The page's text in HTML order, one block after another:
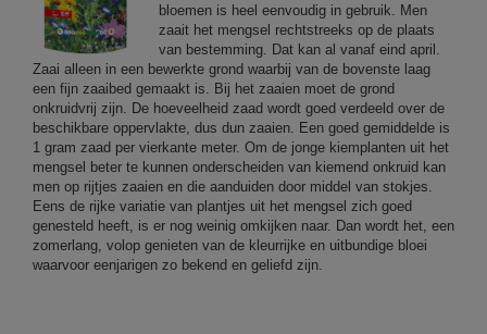
bloemen is heel eenvoudig in gebruik. Men
zaait het mengsel rechtstreeks op de plaats
van bestemming. Dat kan al vanaf eind april.
Zaai alleen in een bewerkte grond waarbij van de bovenste laag
een fijn zaaibed gemaakt is. Bij het zaaien moet de grond
onkruidvrij zijn. De hoeveelheid zaad wordt goed verdeeld over de
beschikbare oppervlakte, dus dun zaaien. Een goed gemiddelde is
1 gram zaad per vierkante meter. Om de jonge kiemplanten uit het
mengsel beter te kunnen onderscheiden van kiemend onkruid kan
men op rijtjes zaaien en die aanduiden door middel van stokjes.
Eens de rijke variatie van plantjes uit het mengsel zich goed
genesteld heeft, is er nog weinig omkijken naar. Dan wordt het, een
zomerlang, volop genieten van de kleurrijke en uitbundige bloei
waarvoor eenjarigen zo bekend en geliefd zijn.